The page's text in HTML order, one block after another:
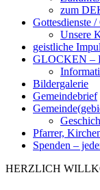
zum
Gottesdienste
Unsere
geistliche
GLOCKEN –
Bildergalerie
Gemeindebrief
Pfarrer,
Spenden –
HERZLICH